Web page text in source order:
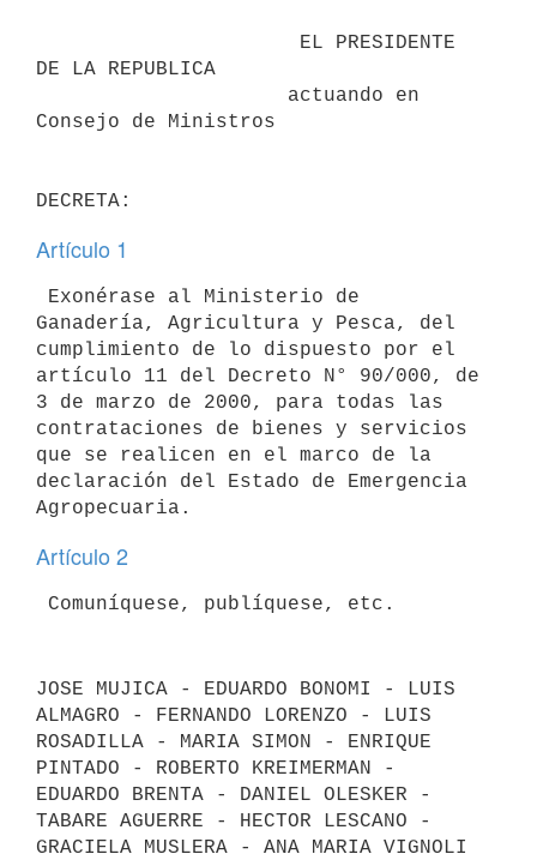
DE LA REPUBLICA
Consejo de Ministros
Artículo 1
Ganadería, Agricultura y Pesca, del
cumplimiento de lo dispuesto por el
artículo 11 del Decreto N° 90/000, de
3 de marzo de 2000, para todas las
contrataciones de bienes y servicios
que se realicen en el marco de la
declaración del Estado de Emergencia
Artículo 2
JOSE MUJICA - EDUARDO BONOMI - LUIS
ALMAGRO - FERNANDO LORENZO - LUIS
ROSADILLA - MARIA SIMON - ENRIQUE
PINTADO - ROBERTO KREIMERMAN -
EDUARDO BRENTA - DANIEL OLESKER -
TABARE AGUERRE - HECTOR LESCANO -